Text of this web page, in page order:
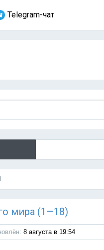
Telegram-чат
мира (1—18)
8 августа в 19:54